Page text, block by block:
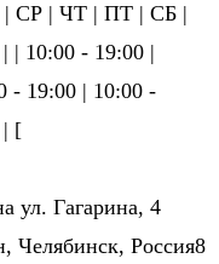
| СР | ЧТ | ПТ | СБ |
10:00 - 19:00 |
- 19:00 | 10:00 -
| [
ул. Гагарина, 4
Челябинск, Россия8